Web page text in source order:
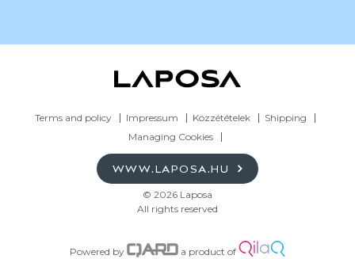
Terms and policy Impressum Közzétételek
Shipping
Managing Cookies
WWW.LAPOSA.HU
© 2026 Laposa
All rights reserved
Powered by a product of